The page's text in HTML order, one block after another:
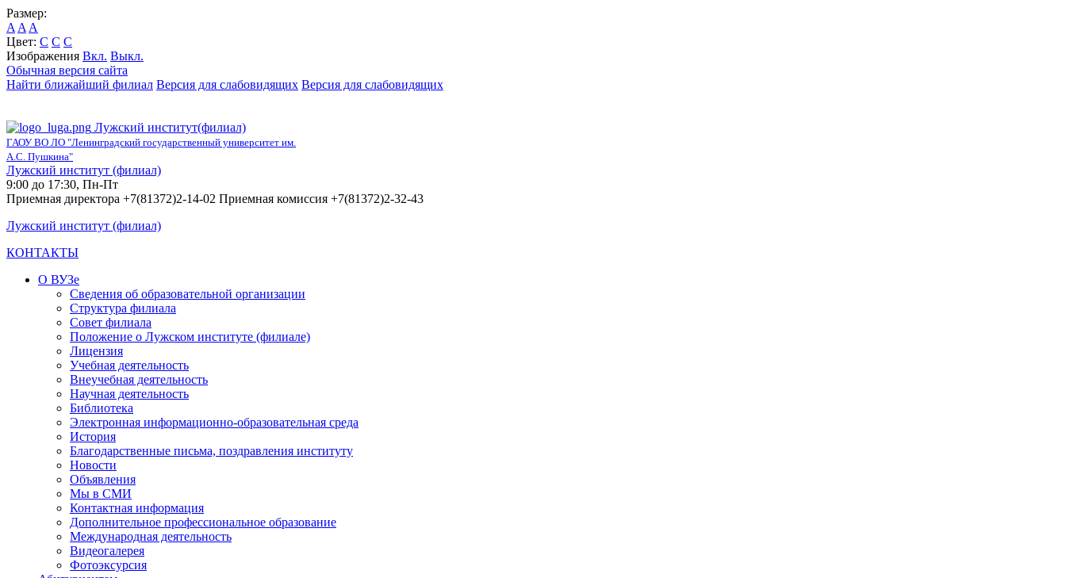
Размер:
A A A
Цвет: C C C
Изображения Вкл. Выкл.
Обычная версия сайта
Найти ближайший филиал Версия для слабовидящих Версия для слабовидящих
Лужский институт(филиал)
ГАОУ ВО ЛО "Ленинградский государственный университет им.
А.С. Пушкина"
Лужский институт (филиал)
9:00 до 17:30, Пн-Пт
Приемная директора +7(81372)2-14-02 Приемная комиссия +7(81372)2-32-43
Лужский институт (филиал)
КОНТАКТЫ
О ВУЗе
Сведения об образовательной организации
Структура филиала
Совет филиала
Положение о Лужском институте (филиале)
Лицензия
Учебная деятельность
Внеучебная деятельность
Научная деятельность
Библиотека
Электронная информационно-образовательная среда
История
Благодарственные письма, поздравления институту
Новости
Объявления
Мы в СМИ
Контактная информация
Дополнительное профессиональное образование
Международная деятельность
Видеогалерея
Фотоэксурсия